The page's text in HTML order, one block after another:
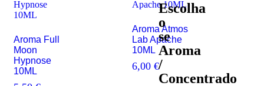
Escolha
o
se
Aroma
/
Concentrado
Aroma Full
Moon
Hypnose
10ML
Aroma Atmos
Lab Apache
10ML
6,00 €